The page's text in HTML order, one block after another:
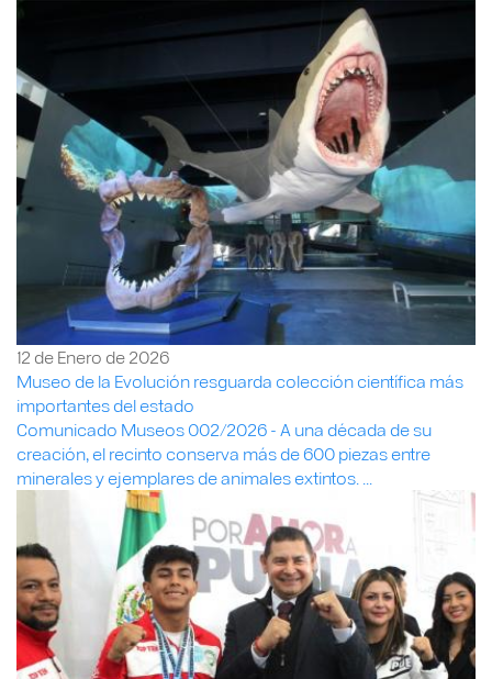
12 de Enero de 2026
Museo de la Evolución resguarda colección científica más
importantes del estado
Comunicado Museos 002/2026 - A una década de su
creación, el recinto conserva más de 600 piezas entre
minerales y ejemplares de animales extintos. ...